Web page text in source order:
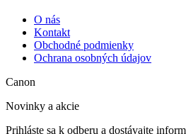
O nás
Kontakt
Obchodné podmienky
Ochrana osobných údajov
Canon
Novinky a akcie
Prihláste sa k odberu a dostávajte